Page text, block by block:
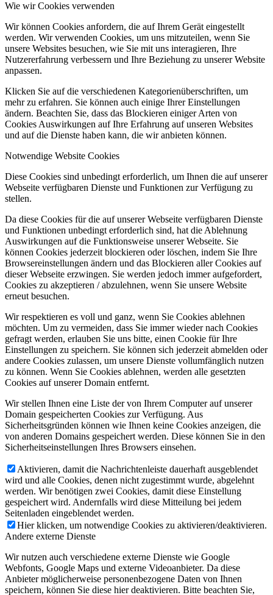
Wie wir Cookies verwenden
Wir können Cookies anfordern, die auf Ihrem Gerät eingestellt
werden. Wir verwenden Cookies, um uns mitzuteilen, wenn Sie
unsere Websites besuchen, wie Sie mit uns interagieren, Ihre
Nutzererfahrung verbessern und Ihre Beziehung zu unserer Website
anpassen.
Klicken Sie auf die verschiedenen Kategorienüberschriften, um
mehr zu erfahren. Sie können auch einige Ihrer Einstellungen
ändern. Beachten Sie, dass das Blockieren einiger Arten von
Cookies Auswirkungen auf Ihre Erfahrung auf unseren Websites
und auf die Dienste haben kann, die wir anbieten können.
Notwendige Website Cookies
Diese Cookies sind unbedingt erforderlich, um Ihnen die auf unserer
Webseite verfügbaren Dienste und Funktionen zur Verfügung zu
stellen.
Da diese Cookies für die auf unserer Webseite verfügbaren Dienste
und Funktionen unbedingt erforderlich sind, hat die Ablehnung
Auswirkungen auf die Funktionsweise unserer Webseite. Sie
können Cookies jederzeit blockieren oder löschen, indem Sie Ihre
Browsereinstellungen ändern und das Blockieren aller Cookies auf
dieser Webseite erzwingen. Sie werden jedoch immer aufgefordert,
Cookies zu akzeptieren / abzulehnen, wenn Sie unsere Website
erneut besuchen.
Wir respektieren es voll und ganz, wenn Sie Cookies ablehnen
möchten. Um zu vermeiden, dass Sie immer wieder nach Cookies
gefragt werden, erlauben Sie uns bitte, einen Cookie für Ihre
Einstellungen zu speichern. Sie können sich jederzeit abmelden oder
andere Cookies zulassen, um unsere Dienste vollumfänglich nutzen
zu können. Wenn Sie Cookies ablehnen, werden alle gesetzten
Cookies auf unserer Domain entfernt.
Wir stellen Ihnen eine Liste der von Ihrem Computer auf unserer
Domain gespeicherten Cookies zur Verfügung. Aus
Sicherheitsgründen können wie Ihnen keine Cookies anzeigen, die
von anderen Domains gespeichert werden. Diese können Sie in den
Sicherheitseinstellungen Ihres Browsers einsehen.
Aktivieren, damit die Nachrichtenleiste dauerhaft ausgeblendet
wird und alle Cookies, denen nicht zugestimmt wurde, abgelehnt
werden. Wir benötigen zwei Cookies, damit diese Einstellung
gespeichert wird. Andernfalls wird diese Mitteilung bei jedem
Seitenladen eingeblendet werden.
Hier klicken, um notwendige Cookies zu aktivieren/deaktivieren.
Andere externe Dienste
Wir nutzen auch verschiedene externe Dienste wie Google
Webfonts, Google Maps und externe Videoanbieter. Da diese
Anbieter möglicherweise personenbezogene Daten von Ihnen
speichern, können Sie diese hier deaktivieren. Bitte beachten Sie,